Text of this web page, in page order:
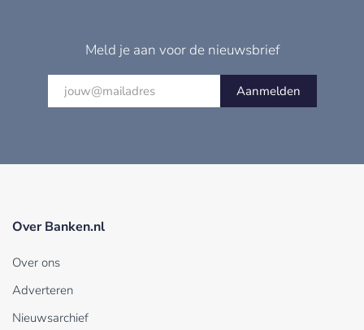
Meld je aan voor de nieuwsbrief
Aanmelden
Over Banken.nl
Over ons
Adverteren
Nieuwsarchief